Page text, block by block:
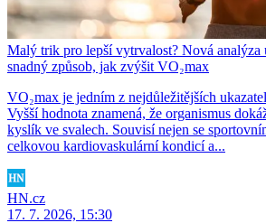
Malý trik pro lepší vytrvalost? Nová analýza
snadný způsob, jak zvýšit VO₂max
VO₂max je jedním z nejdůležitějších
Vyšší hodnota znamená, že organismus
kyslík ve svalech. Souvisí nejen se
celkovou kardiovaskulární kondicí a...
HN.cz
17. 7. 2026, 15:30